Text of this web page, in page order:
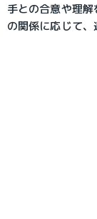
手との合意や理
の関係に応じて、